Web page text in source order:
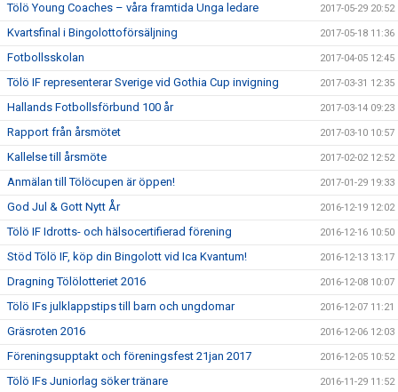
Tölö Young Coaches – våra framtida Unga ledare 2017-05-29 20:52
Kvartsfinal i Bingolottoförsäljning 2017-05-18 11:36
Fotbollsskolan 2017-04-05 12:45
Tölö IF representerar Sverige vid Gothia Cup invigning 2017-03-31 12:35
Hallands Fotbollsförbund 100 år 2017-03-14 09:23
Rapport från årsmötet 2017-03-10 10:57
Kallelse till årsmöte 2017-02-02 12:52
Anmälan till Tölöcupen är öppen! 2017-01-29 19:33
God Jul & Gott Nytt År 2016-12-19 12:02
Tölö IF Idrotts- och hälsocertifierad förening 2016-12-16 10:50
Stöd Tölö IF, köp din Bingolott vid Ica Kvantum! 2016-12-13 13:17
Dragning Tölölotteriet 2016 2016-12-08 10:07
Tölö IFs julklappstips till barn och ungdomar 2016-12-07 11:21
Gräsroten 2016 2016-12-06 12:03
Föreningsupptakt och föreningsfest 21jan 2017 2016-12-05 10:52
Tölö IFs Juniorlag söker tränare 2016-11-29 11:52